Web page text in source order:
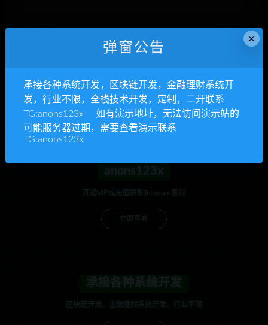
下次发表评论时，请在此浏览器中保存我的姓名、电子
anons123x
开通VIP或充值联系Telegram客服
立即查看
承接各种系统开发
区块链开发，金融理财系统开发，行业不限
×
弹窗公告
承接各种系统开发，区块链开发，金融理财系统开
发，行业不限，全栈技术开发，定制，二开联系
TG:anons123x 如有演示地址，无法访问演示站的
可能服务器过期，需要查看演示联系
TG:anons123x